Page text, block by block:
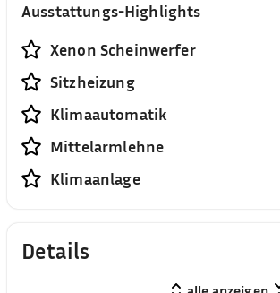
Ausstattungs-Highlights
Xenon Scheinwerfer
Sitzheizung
Klimaautomatik
Mittelarmlehne
Klimaanlage
Details